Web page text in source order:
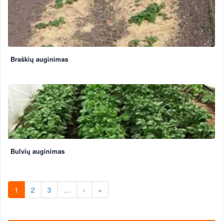
Braškių auginimas
Bulvių auginimas
1 2 3 … › »